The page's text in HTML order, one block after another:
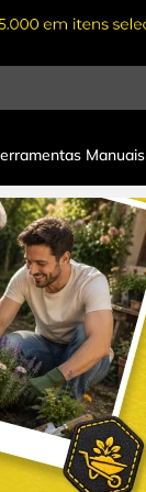
Manuais